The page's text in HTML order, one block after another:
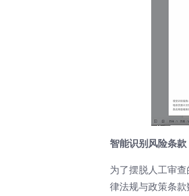
智能识别风险条款
为了摆脱人工审
律法规与政策条